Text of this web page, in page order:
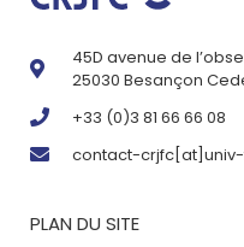
45D avenue de
25030 Besançon
+33 (0)3 81 66 66 08
contact-
PLAN DU SITE